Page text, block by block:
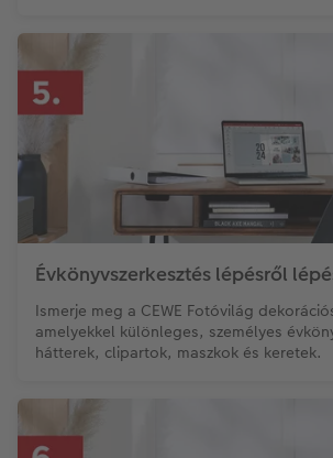
Évkönyvszerkesztés lépésről
Ismerje meg a CEWE Fotóvilág
amelyekkel különleges, személyes
hátterek, clipartok, maszkok és keretek.